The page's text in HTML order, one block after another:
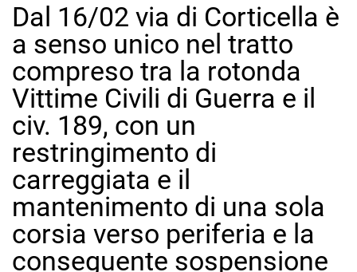
Dal 16/02 via di Corticella è
a senso unico nel tratto
compreso tra la rotonda
Vittime Civili di Guerra e il
civ. 189, con un
restringimento di
carreggiata e il
mantenimento di una sola
corsia verso periferia e la
conseguente sospensione